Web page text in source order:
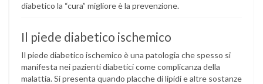
diabetico la “cura” migliore è la prevenzione.
Il piede diabetico ischemico
Il piede diabetico ischemico è una patologia che spesso si
manifesta nei pazienti diabetici come complicanza della
malattia. Si presenta quando placche di lipidi e altre sostanze